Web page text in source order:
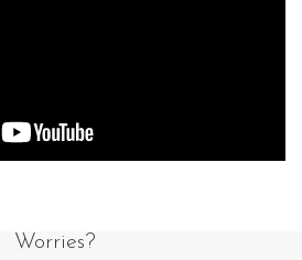
Worries?